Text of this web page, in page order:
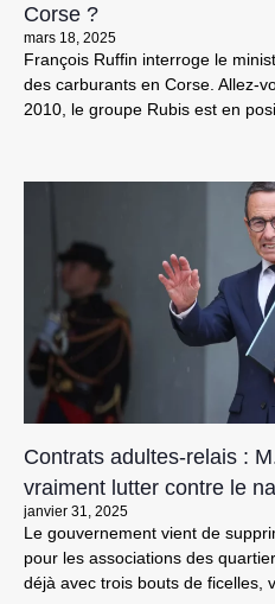
Corse ?
mars 18, 2025
François Ruffin interroge le
des carburants en Corse. Allez-
2010, le groupe Rubis est en
Contrats adultes-relais :
vraiment lutter contre le
janvier 31, 2025
Le gouvernement vient de
pour les associations des
déjà avec trois bouts de ficelles,